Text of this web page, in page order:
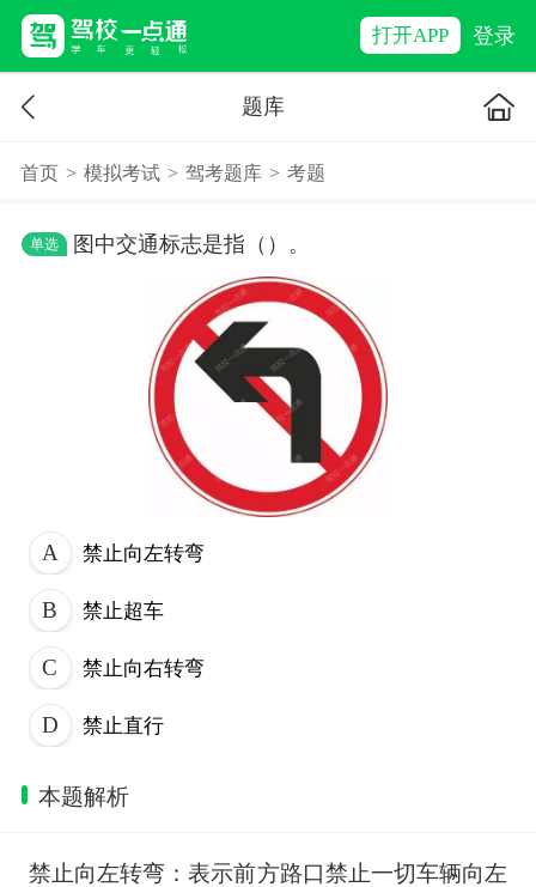
打开APP 登录
题库
首页 > 模拟考试 > 驾考题库 > 考题
单选 图中交通标志是指（）。
禁止向左转弯
禁止超车
禁止向右转弯
禁止直行
本题解析
禁止向左转弯：表示前方路口禁止一切车辆向左